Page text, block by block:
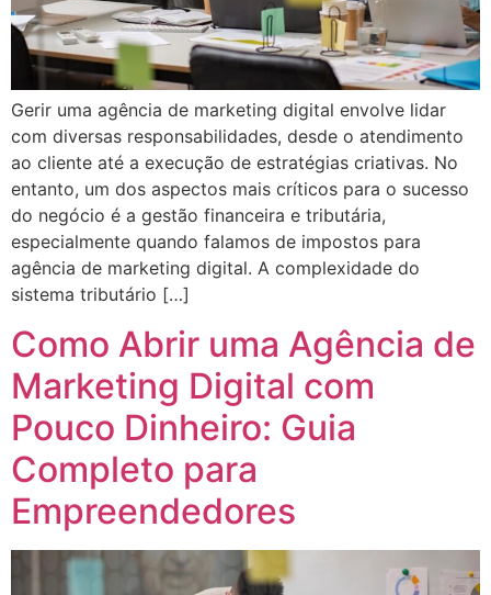
Gerir uma agência de marketing digital envolve lidar
com diversas responsabilidades, desde o atendimento
ao cliente até a execução de estratégias criativas. No
entanto, um dos aspectos mais críticos para o sucesso
do negócio é a gestão financeira e tributária,
especialmente quando falamos de impostos para
agência de marketing digital. A complexidade do
sistema tributário […]
Como Abrir uma Agência de
Marketing Digital com
Pouco Dinheiro: Guia
Completo para
Empreendedores